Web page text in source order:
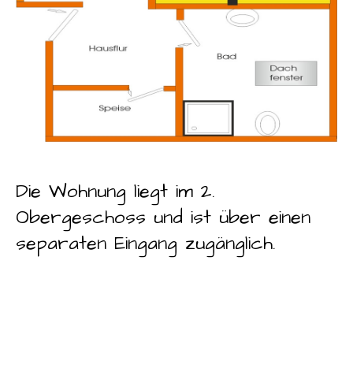
Die Wohnung liegt im 2.
Obergeschoss und ist über einen
separaten Eingang zugänglich.